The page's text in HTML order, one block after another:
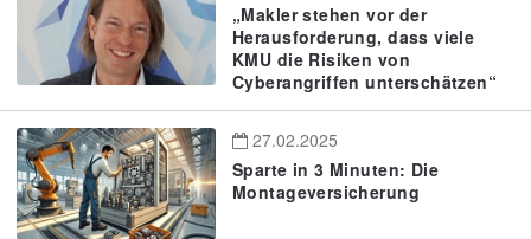
„Makler stehen vor der
Herausforderung, dass viele
KMU die Risiken von
Cyberangriffen unterschätzen“
27.02.2025
Sparte in 3 Minuten: Die
Montageversicherung